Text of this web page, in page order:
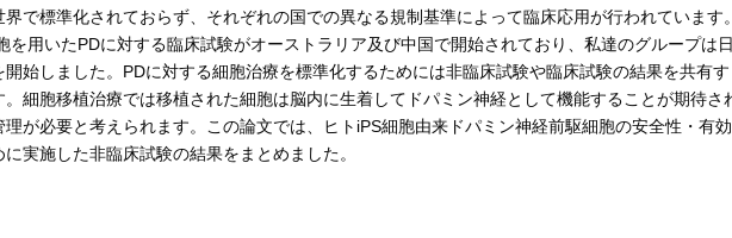
で標準化されておらず、それぞれの国での異なる規制基準によって臨床応用が行われています。
を用いたPDに対する臨床試験がオーストラリア及び中国で開始されており、私達のグループは日
始しました。PDに対する細胞治療を標準化するためには非臨床試験や臨床試験の結果を共有す
。細胞移植治療では移植された細胞は脳内に生着してドパミン神経として機能することが期待さ
理が必要と考えられます。この論文では、ヒトiPS細胞由来ドパミン神経前駆細胞の安全性・有効
実施した非臨床試験の結果をまとめました。